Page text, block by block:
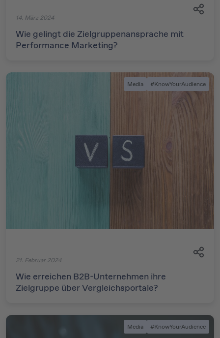
14. März 2024
Wie gelingt die Zielgruppenansprache mit
Performance Marketing?
Media #KnowYourAudience
21. Februar 2024
Wie erreichen B2B-Unternehmen ihre
Zielgruppe über Vergleichsportale?
Media #KnowYourAudience